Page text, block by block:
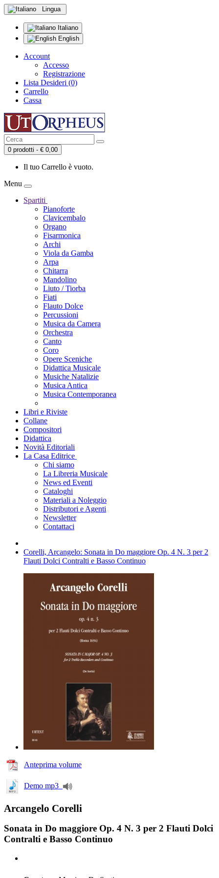
Lingua
Italiano
English
Account
Accesso
Registrazione
Lista Desideri (0)
Carrello
Cassa
0 prodotti - € 0,00
Il tuo Carrello è vuoto.
Menu
Spartiti
Pianoforte
Clavicembalo
Organo
Fisarmonica
Archi
Viola da Gamba
Arpa
Chitarra
Mandolino
Liuto / Tiorba
Fiati
Flauto Dolce
Percussioni
Musica da Camera
Orchestra
Canto
Coro
Opere Sceniche
Didattica Musicale
Musiche Natalizie
Musica Antica
Musica Contemporanea
Libri e Riviste
Collane
Compositori
Didattica
Novità Editoriali
La Casa Editrice
Chi siamo
La Libreria Musicale
News ed Eventi
Cataloghi
Materiali a Noleggio
Distributori e Agenti
Newsletter
Contattaci
Corelli, Arcangelo: Sonata in Do maggiore Op. 4 N. 3 per 2
Flauti Dolci Contralti e Basso Continuo
Anteprima volume
Demo mp3
Arcangelo Corelli
Sonata in Do maggiore Op. 4 N. 3 per 2 Flauti Dolci
Contralti e Basso Continuo